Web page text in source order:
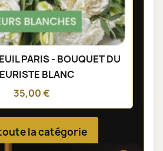
PARIS - BOUQUET DU
BLANC
35,00 €
la catégorie